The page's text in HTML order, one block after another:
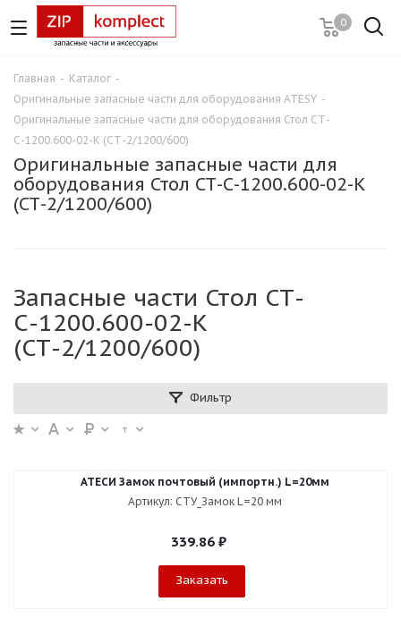
0
Главная - Каталог -
Оригинальные запасные части для оборудования ATESY -
Оригинальные запасные части для оборудования Стол СТ-
С-1200.600-02-К (СТ-2/1200/600)
Оригинальные запасные части для
оборудования Стол СТ-С-1200.600-02-К
(СТ-2/1200/600)
Запасные части Стол СТ-
С-1200.600-02-К
(СТ-2/1200/600)
Фильтр
АТЕСИ Замок почтовый (импортн.) L=20мм
Артикул: СТУ_Замок L=20 мм
339.86₽
Заказать